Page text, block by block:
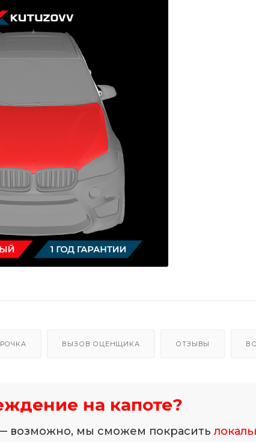
ВЫЗОВ ОЦЕНЩИКА ОТЗЫВЫ
на капоте?
возможно, мы сможем покрасить